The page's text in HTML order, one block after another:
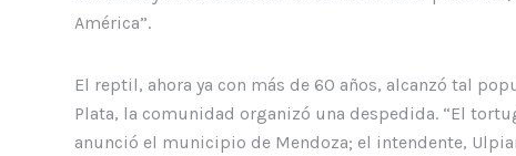
América”.
El reptil, ahora ya con más de 60 años, alcanzó tal
Plata, la comunidad organizó una despedida. “El
anunció el municipio de Mendoza; el intendente,